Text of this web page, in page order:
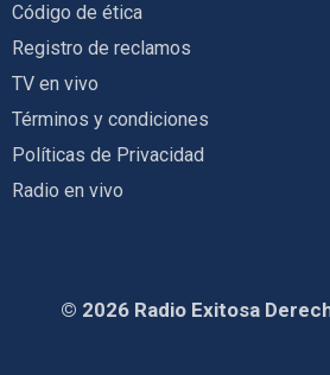
Código de ética
Registro de reclamos
TV en vivo
Términos y condiciones
Políticas de Privacidad
Radio en vivo
© 2026 Radio Exitosa